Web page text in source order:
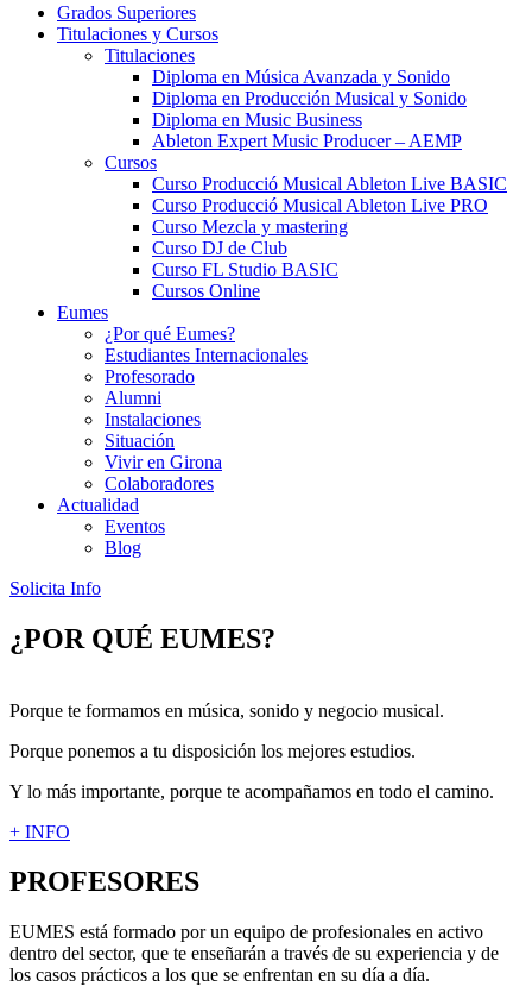
Grados Superiores
Titulaciones y Cursos
Titulaciones
Diploma en Música Avanzada y Sonido
Diploma en Producción Musical y Sonido
Diploma en Music Business
Ableton Expert Music Producer – AEMP
Cursos
Curso Producció Musical Ableton Live BASIC
Curso Producció Musical Ableton Live PRO
Curso Mezcla y mastering
Curso DJ de Club
Curso FL Studio BASIC
Cursos Online
Eumes
¿Por qué Eumes?
Estudiantes Internacionales
Profesorado
Alumni
Instalaciones
Situación
Vivir en Girona
Colaboradores
Actualidad
Eventos
Blog
Solicita Info
¿POR QUÉ EUMES?
Porque te formamos en música, sonido y negocio musical.
Porque ponemos a tu disposición los mejores estudios.
Y lo más importante, porque te acompañamos en todo el camino.
+ INFO
PROFESORES
EUMES está formado por un equipo de profesionales en activo
dentro del sector, que te enseñarán a través de su experiencia y de
los casos prácticos a los que se enfrentan en su día a día.